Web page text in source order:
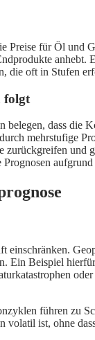
Preise für Öl und
anhebt.
die oft in Stufen
folgt
dass die
mehrstufige
und
einschränken.
Ein Beispiel
führen zu
ist, ohne